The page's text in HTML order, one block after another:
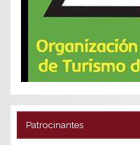
Patrocinantes